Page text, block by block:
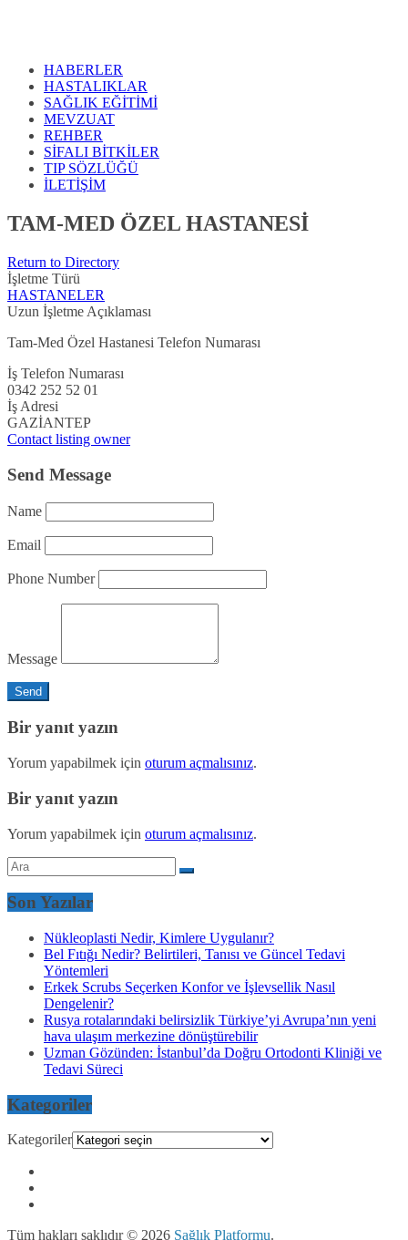
HABERLER
HASTALIKLAR
SAĞLIK EĞİTİMİ
MEVZUAT
REHBER
SİFALI BİTKİLER
TIP SÖZLÜĞÜ
İLETİŞİM
TAM-MED ÖZEL HASTANESİ
Return to Directory
İşletme Türü
HASTANELER
Uzun İşletme Açıklaması
Tam-Med Özel Hastanesi Telefon Numarası
İş Telefon Numarası
0342 252 52 01
İş Adresi
GAZİANTEP
Contact listing owner
Send Message
Name
Email
Phone Number
Message
Bir yanıt yazın
Yorum yapabilmek için oturum açmalısınız.
Bir yanıt yazın
Yorum yapabilmek için oturum açmalısınız.
Son Yazılar
Nükleoplasti Nedir, Kimlere Uygulanır?
Bel Fıtığı Nedir? Belirtileri, Tanısı ve Güncel Tedavi
Yöntemleri
Erkek Scrubs Seçerken Konfor ve İşlevsellik Nasıl
Dengelenir?
Rusya rotalarındaki belirsizlik Türkiye’yi Avrupa’nın yeni
hava ulaşım merkezine dönüştürebilir
Uzman Gözünden: İstanbul’da Doğru Ortodonti Kliniği ve
Tedavi Süreci
Kategoriler
Kategoriler
Tüm hakları saklıdır © 2026 Sağlık Platformu.